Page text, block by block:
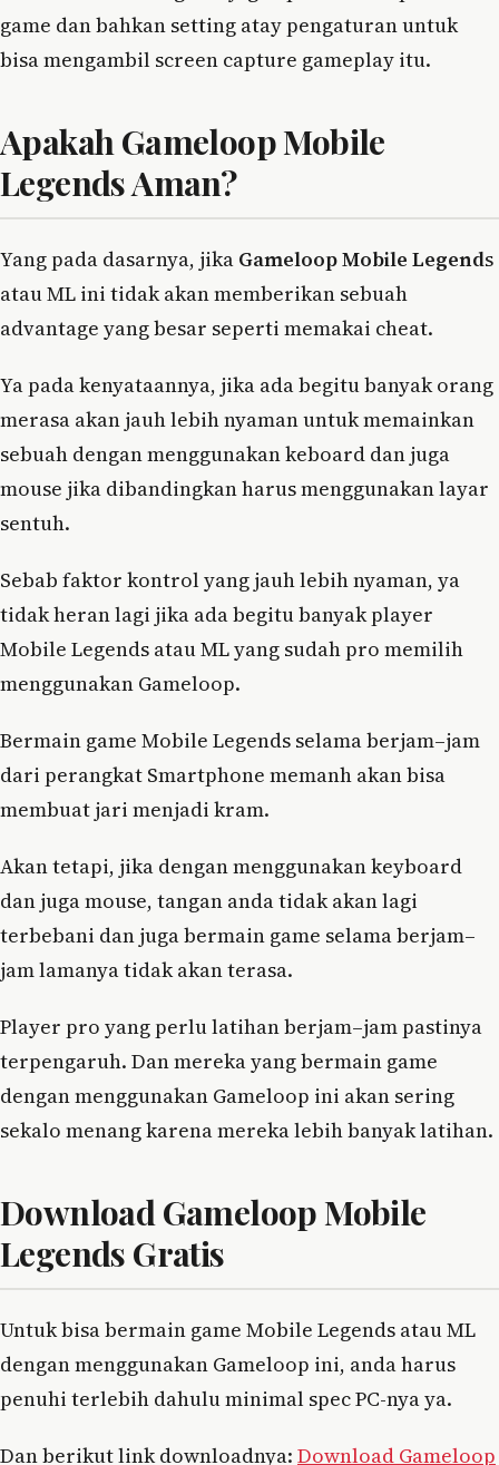
game dan bahkan setting atay pengaturan untuk
bisa mengambil screen capture gameplay itu.
Apakah Gameloop Mobile
Legends Aman?
Yang pada dasarnya, jika Gameloop Mobile Legends
atau ML ini tidak akan memberikan sebuah
advantage yang besar seperti memakai cheat.
Ya pada kenyataannya, jika ada begitu banyak orang
merasa akan jauh lebih nyaman untuk memainkan
sebuah dengan menggunakan keboard dan juga
mouse jika dibandingkan harus menggunakan layar
sentuh.
Sebab faktor kontrol yang jauh lebih nyaman, ya
tidak heran lagi jika ada begitu banyak player
Mobile Legends atau ML yang sudah pro memilih
menggunakan Gameloop.
Bermain game Mobile Legends selama berjam–jam
dari perangkat Smartphone memanh akan bisa
membuat jari menjadi kram.
Akan tetapi, jika dengan menggunakan keyboard
dan juga mouse, tangan anda tidak akan lagi
terbebani dan juga bermain game selama berjam–
jam lamanya tidak akan terasa.
Player pro yang perlu latihan berjam–jam pastinya
terpengaruh. Dan mereka yang bermain game
dengan menggunakan Gameloop ini akan sering
sekalo menang karena mereka lebih banyak latihan.
Download Gameloop Mobile
Legends Gratis
Untuk bisa bermain game Mobile Legends atau ML
dengan menggunakan Gameloop ini, anda harus
penuhi terlebih dahulu minimal spec PC-nya ya.
Dan berikut link downloadnya: Download Gameloop